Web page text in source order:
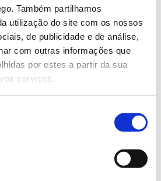
Também partilhamos
utilização do site com os nossos
de publicidade e de análise,
com outras informações que
por estes a partir da sua
serviços.
os European Research &